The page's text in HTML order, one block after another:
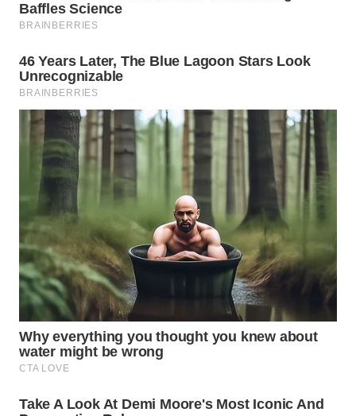
WN
CIREBON
WN
INDRAMAYU
WN
KUNINGAN
WN
MAJALENGKA
WN
SUBANG
WN
SUKABUMI
WN